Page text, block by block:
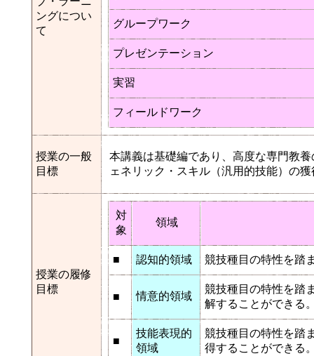
ングについ
て
グループワーク
プレゼンテーション
実習
フィールドワーク
授業の一般
目標
本講義は基礎編であり、高度な専門教
ェネリック・スキル（汎用的技能）の
授業の履修
目標
対
象
領域
■ 認知的領域 競技種目の特性を踏
■ 情意的領域
競技種目の特性を踏
解することができる
■
技能表現的
領域
競技種目の特性を踏
得することができる